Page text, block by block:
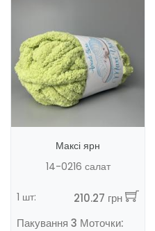
Максі ярн
14-0216 салат
1 шт:
210.27 грн
Пакування 3 Моточки: